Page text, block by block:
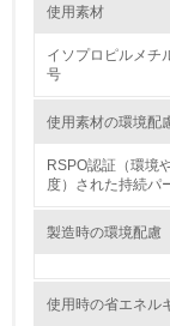
1.環境取り組
環境対応の責任体
使用素材
イソプロピルメチ
号
使用素材の環境配
RSPO認証（環境
度）された持続パ
製造時の環境配慮
使用時の省エネル